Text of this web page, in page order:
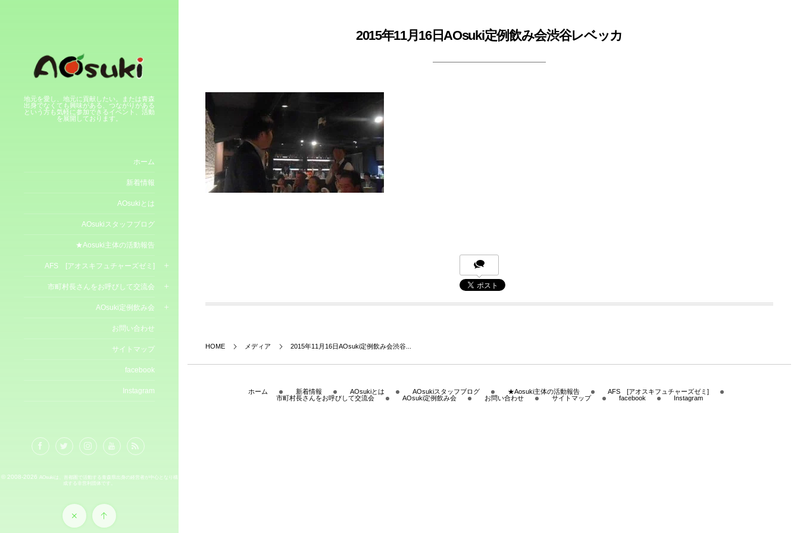
地元を愛し、地元に貢献したい。または青森
出身でなくても興味がある、つながりがある
という方も気軽に参加できるイベント、活動
を展開しております。
ホーム
新着情報
AOsukiとは
AOsukiスタッフブログ
★Aosuki主体の活動報告
AFS [アオスキフュチャーズゼミ]
市町村長さんをお呼びして交流会
AOsuki定例飲み会
お問い合わせ
サイトマップ
facebook
Instagram
© 2008-2026 AOsukiは、首都圏で活動する青森県出身の経営者が中心となり構
成する非営利団体です。
2015年11月16日AOsuki定例飲み会渋谷レベッカ
HOME メディア 2015年11月16日AOsuki定例飲み会渋谷...
ホーム 新着情報 AOsukiとは AOsukiスタッフブログ ★Aosuki主体の活動報告
AFS [アオスキフュチャーズゼミ]
市町村長さんをお呼びして交流会
AOsuki定例飲み会 お問い合わせ サイトマップ facebook Instagram